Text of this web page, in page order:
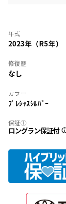
年式
2023年（R5年）
修復歴
なし
カラー
ﾌﾟﾚｼｬｽｼﾙﾊﾞｰ
保証①
ロングラン保証付